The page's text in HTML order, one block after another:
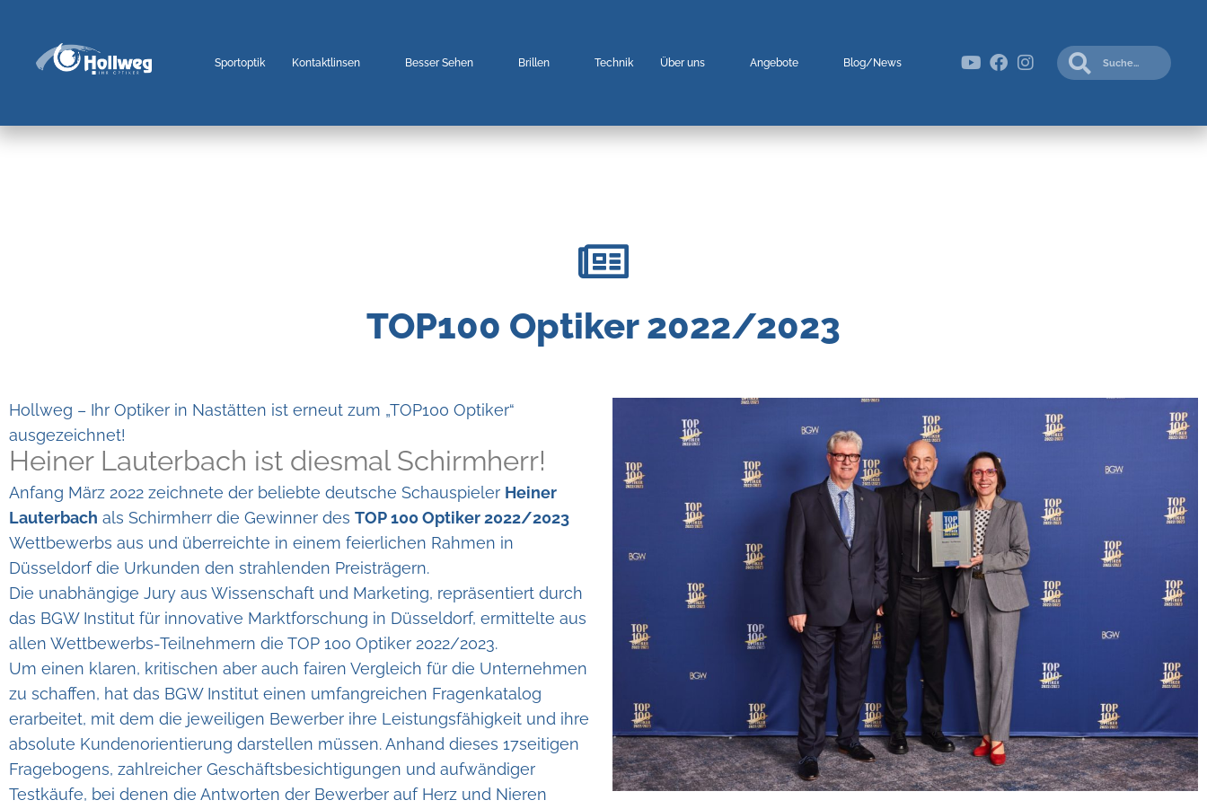
Sportoptik Kontaktlinsen Besser Sehen Brillen Technik Über uns Angebote Blog/News
TOP100 Optiker 2022/2023
Hollweg – Ihr Optiker in Nastätten ist erneut zum „TOP100 Optiker“
ausgezeichnet!
Heiner Lauterbach ist diesmal Schirmherr!
Anfang März 2022 zeichnete der beliebte deutsche Schauspieler Heiner
Lauterbach als Schirmherr die Gewinner des TOP 100 Optiker 2022/2023
Wettbewerbs aus und überreichte in einem feierlichen Rahmen in
Düsseldorf die Urkunden den strahlenden Preisträgern.
Die unabhängige Jury aus Wissenschaft und Marketing, repräsentiert durch
das BGW Institut für innovative Marktforschung in Düsseldorf, ermittelte aus
allen Wettbewerbs-Teilnehmern die TOP 100 Optiker 2022/2023.
Um einen klaren, kritischen aber auch fairen Vergleich für die Unternehmen
zu schaffen, hat das BGW Institut einen umfangreichen Fragenkatalog
erarbeitet, mit dem die jeweiligen Bewerber ihre Leistungsfähigkeit und ihre
absolute Kundenorientierung darstellen müssen. Anhand dieses 17seitigen
Fragebogens, zahlreicher Geschäftsbesichtigungen und aufwändiger
Testkäufe, bei denen die Antworten der Bewerber auf Herz und Nieren